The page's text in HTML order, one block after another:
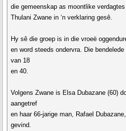
die gemeenskap as moontlike
Thulani Zwane in ‘n verklaring gesê.
Hy sê die groep is in die vroeë
en word steeds ondervra. Die
van 18
en 40.
Volgens Zwane is Elsa Dubazane (60)
aangetref
en haar 66-jarige man, Rafael
gevind.